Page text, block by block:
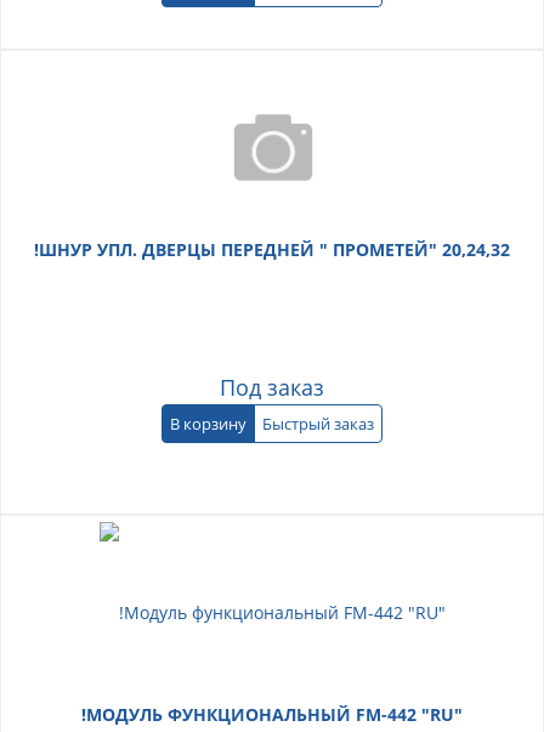
!ШНУР УПЛ. ДВЕРЦЫ ПЕРЕДНЕЙ " ПРОМЕТЕЙ" 20,24,32
Под заказ
В корзину Быстрый заказ
!МОДУЛЬ ФУНКЦИОНАЛЬНЫЙ FM-442 "RU"